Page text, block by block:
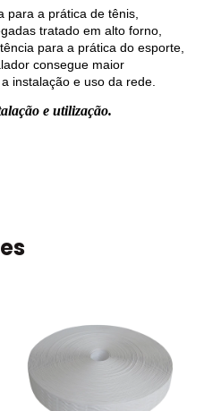
para a prática de tênis,
tratado em alto forno,
para a prática do esporte,
consegue maior
instalação e uso da rede.
e utilização.